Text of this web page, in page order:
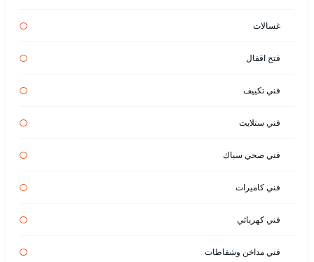
غسالات
فتح اقفال
فني تكييف
فني ستلايت
فني صحي سباك
فني كاميرات
فني كهربائي
فني مداخن وشفاطات